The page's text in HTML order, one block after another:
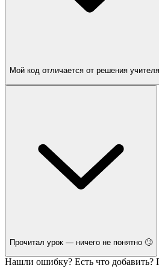
Мой код отличается от решения
Прочитал урок — ничего не понятно 🙄
Нашли ошибку? Есть что добавить?